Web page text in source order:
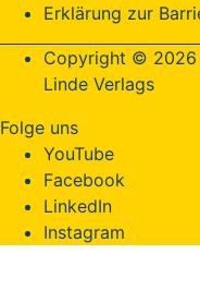
Erklärung zur
Copyright © 2026
Linde Verlags
Folge uns
YouTube
Facebook
LinkedIn
Instagram